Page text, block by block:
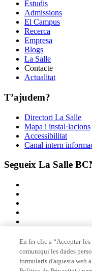
Estudis
Admissions
El Campus
Recerca
Empresa
Blogs
La Salle
Contacte
Actualitat
T’ajudem?
Directori La Salle
Mapa i instal·lacions
Accessibilitat
Canal intern
Segueix La Salle
Membre de
En fer clic a “Acceptar-
comuniqui les dades
formularis d'aquesta web